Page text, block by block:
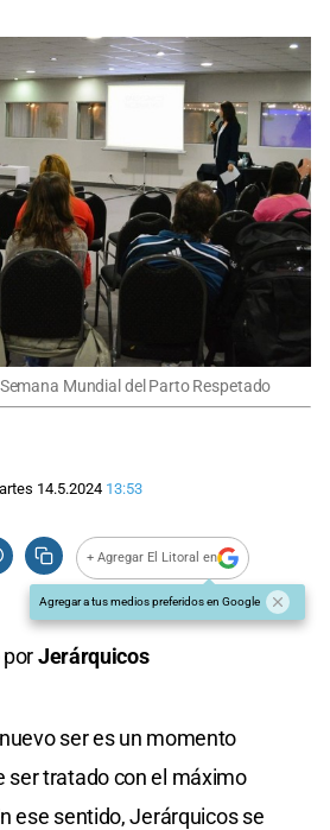
Mundial del Parto Respetado
14.5.2024 13:53
+ Agregar El Litoral en
Agregar a tus medios preferidos en Google
Jerárquicos
ser es un momento
ser tratado con el máximo
ese sentido, Jerárquicos se